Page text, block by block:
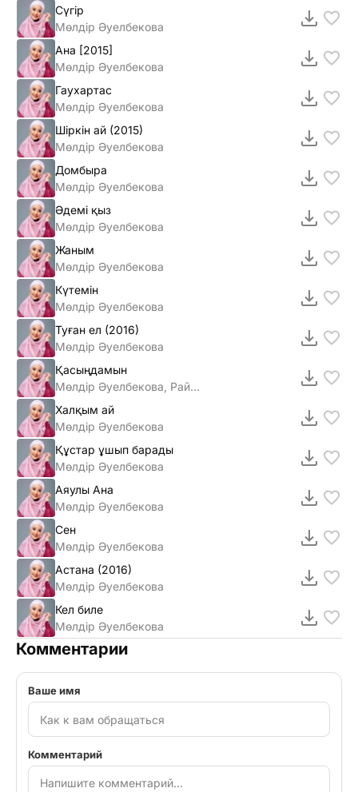
Сүгір
Мөлдір Әуелбекова
Ана [2015]
Мөлдiр Әуелбекова
Гаухартас
Мөлдір Әуелбекова
Шiркiн ай (2015)
Мөлдiр Әуелбекова
Домбыра
Мөлдір Әуелбекова
Әдемі қыз
Мөлдір Әуелбекова
Жаным
Мөлдір Әуелбекова
Күтемін
Мөлдір Әуелбекова
Туған ел (2016)
Мөлдір Әуелбекова
Қасыңдамын
Мөлдір Әуелбекова, Райым Уайыс
Халқым ай
Мөлдір Әуелбекова
Құстар ұшып барады
Мөлдір Әуелбекова
Аяулы Ана
Мөлдір Әуелбекова
Сен
Мөлдір Әуелбекова
Астана (2016)
Мөлдір Әуелбекова
Кел биле
Мөлдір Әуелбекова
Комментарии
Ваше имя
Комментарий